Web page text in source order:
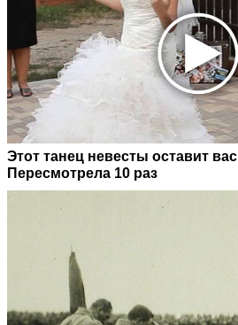
Этот танец невесты оставит
Пересмотрела 10 раз